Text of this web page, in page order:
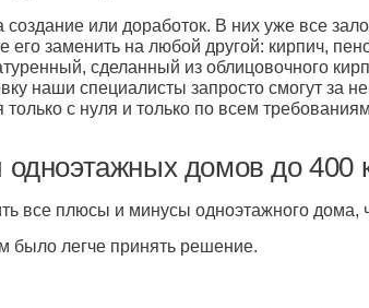
или доработок. В них уже все
его заменить на любой другой: кирпич,
сделанный из облицовочного
наши специалисты запросто смогут за
с нуля и только по всем
домов до 400
все плюсы и минусы одноэтажного дома,
было легче принять решение.